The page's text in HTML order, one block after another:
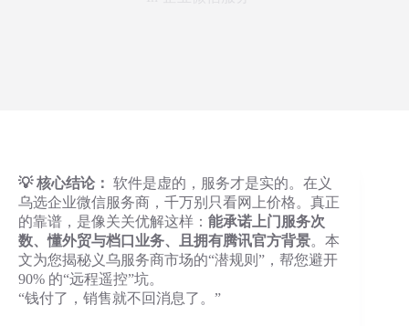
💡 核心结论： 软件是虚的，服务才是实的。在义
乌选企业微信服务商，千万别只看网上价格。真正
的靠谱，是像关关优解这样： 能承诺上门服务次
数、懂外贸与档口业务、且拥有腾讯官方背景。本
文为您揭秘义乌服务商市场的“潜规则”，帮您避开
90% 的“远程遥控”坑。
“钱付了，销售就不回消息了。”